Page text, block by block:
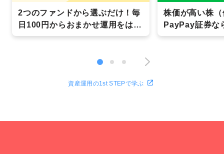
2つのファンドから選ぶだけ！毎
日100円からおまかせ運用をはじ
めよう
株価が高い株
PayPay証券な
る！
資産運用の1st STEPで学ぶ